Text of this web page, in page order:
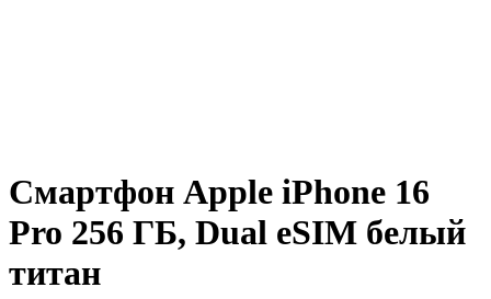
Смартфон Apple iPhone 16
Pro 256 ГБ, Dual eSIM белый
титан